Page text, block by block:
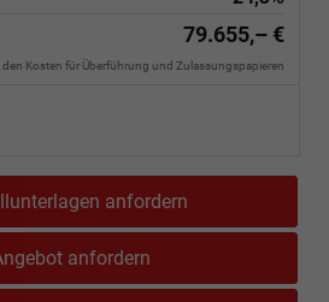
79.655,– €
den Kosten für Überführung und Zulassungspapieren
anfordern
anfordern